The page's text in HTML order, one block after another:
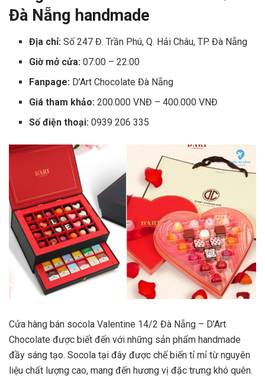
Đà Nẵng handmade
Địa chỉ: Số 247 Đ. Trần Phú, Q. Hải Châu, TP. Đà Nẵng
Giờ mở cửa: 07:00 – 22:00
Fanpage: D’Art Chocolate Đà Nẵng
Giá tham khảo: 200.000 VNĐ – 400.000 VNĐ
Số điện thoại: 0939 206 335
Cửa hàng bán socola Valentine 14/2 Đà Nẵng – D’Art
Chocolate được biết đến với những sản phẩm handmade
đầy sáng tạo. Socola tại đây được chế biến tỉ mỉ từ nguyên
liệu chất lượng cao, mang đến hương vị đặc trưng khó quên.